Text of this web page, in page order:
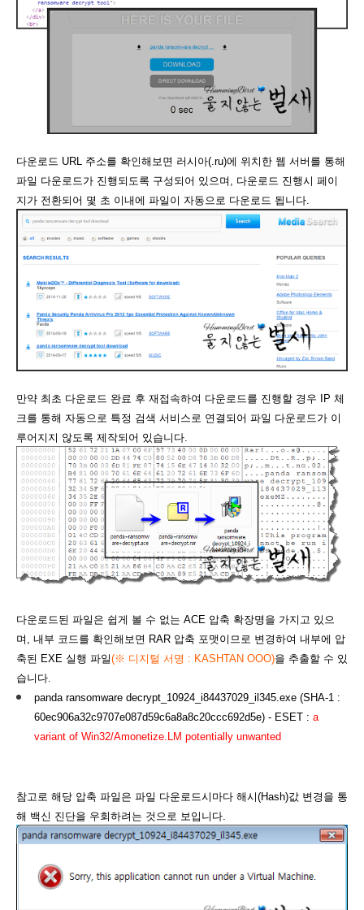
다운로드 URL 주소를 확인해보면 러시아(.ru)에 위치한 웹 서버를 통해
파일 다운로드가 진행되도록 구성되어 있으며, 다운로드 진행시 페이
지가 전환되어 몇 초 이내에 파일이 자동으로 다운로드 됩니다.
만약 최초 다운로드 완료 후 재접속하여 다운로드를 진행할 경우 IP 체
크를 통해 자동으로 특정 검색 서비스로 연결되어 파일 다운로드가 이
루어지지 않도록 제작되어 있습니다.
다운로드된 파일은 쉽게 볼 수 없는 ACE 압축 확장명을 가지고 있으
며, 내부 코드를 확인해보면 RAR 압축 포맷이므로 변경하여 내부에 압
축된 EXE 실행 파일(※ 디지털 서명 : KASHTAN OOO)을 추출할 수 있
습니다.
panda ransomware decrypt_10924_i84437029_il345.exe (SHA-1 :
60ec906a32c9707e087d59c6a8a8c20ccc692d5e) - ESET : a
variant of Win32/Amonetize.LM potentially unwanted
참고로 해당 압축 파일은 파일 다운로드시마다 해시(Hash)값 변경을 통
해 백신 진단을 우회하려는 것으로 보입니다.